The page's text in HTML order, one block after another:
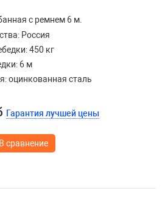
с ремнем 6 м.
Россия
450 кг
6 м
оцинкованная сталь
Гарантия лучшей цены
В сравнение